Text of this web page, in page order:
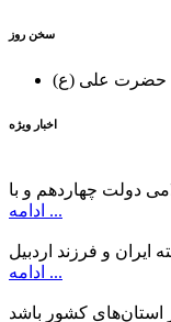
سخن روز
اخبار ویژه
ادامه ...
ادامه ...